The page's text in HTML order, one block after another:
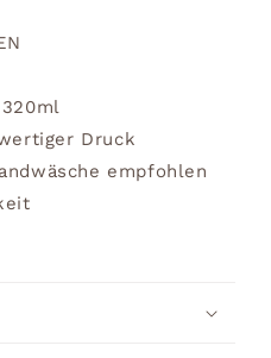
Druck
empfohlen